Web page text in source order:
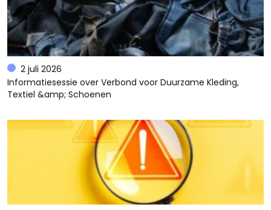
2 juli 2026
Informatiesessie over Verbond voor Duurzame Kleding,
Textiel &amp; Schoenen